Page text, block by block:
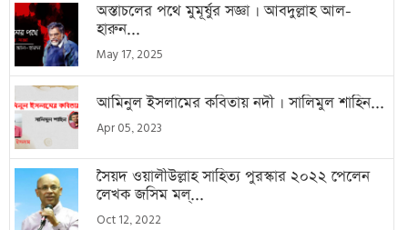
অস্তাচলের পথে মুমূর্ষুর সজ্ঞা । আবদুল্লাহ আল-
হারুন...
May 17, 2025
আমিনুল ইসলামের কবিতায় নদী । সালিমুল শাহিন...
Apr 05, 2023
সৈয়দ ওয়ালীউল্লাহ সাহিত্য পুরস্কার ২০২২ পেলেন
লেখক জসিম মল্...
Oct 12, 2022